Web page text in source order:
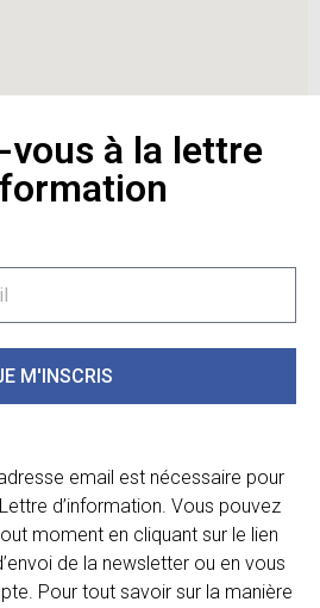
à la lettre
M'INSCRIS
email est nécessaire pour
d’information. Vous pouvez
moment en cliquant sur le lien
de la newsletter ou en vous
Pour tout savoir sur la manière